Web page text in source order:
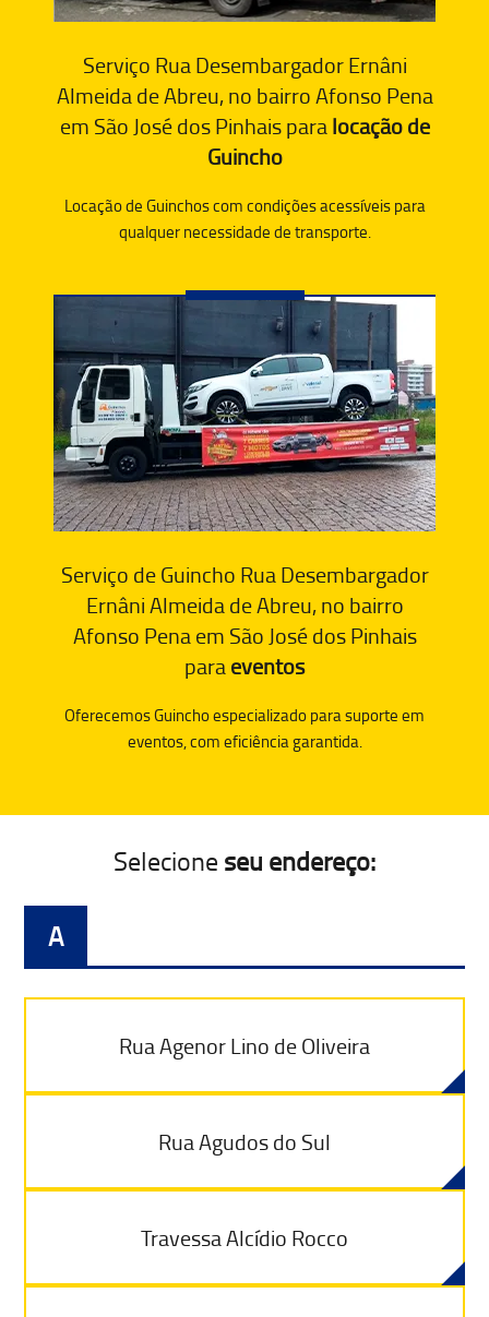
Serviço Rua Desembargador Ernâni
Almeida de Abreu, no bairro Afonso Pena
em São José dos Pinhais paralocação de
Guincho
Locação de Guinchos com condições acessíveis para
qualquer necessidade de transporte.
Serviço de Guincho Rua Desembargador
Ernâni Almeida de Abreu, no bairro
Afonso Pena em São José dos Pinhais
paraeventos
Oferecemos Guincho especializado para suporte em
eventos, com eficiência garantida.
Selecione seu endereço:
A
Rua Agenor Lino de Oliveira
Rua Agudos do Sul
Travessa Alcídio Rocco